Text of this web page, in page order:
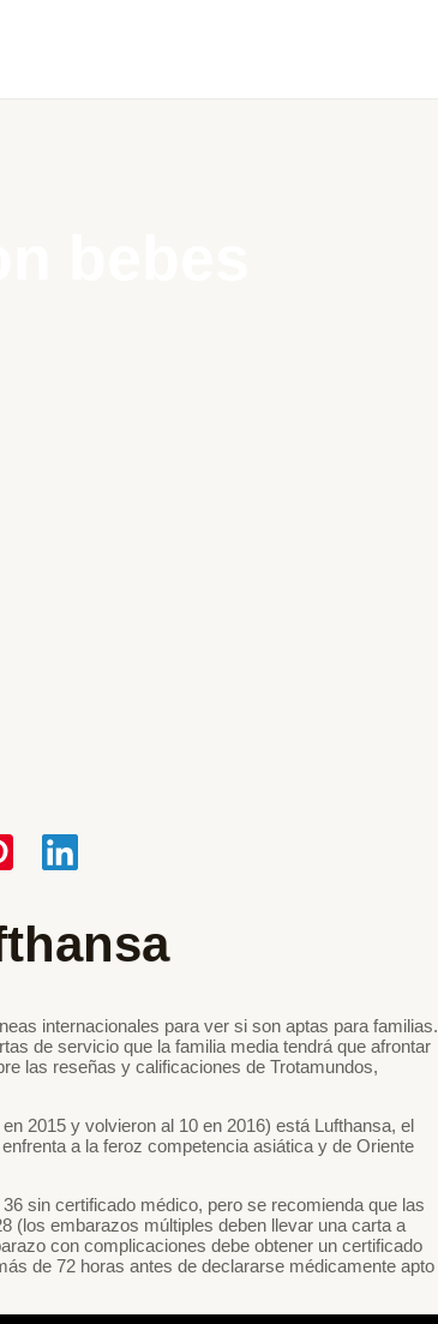
internacionales para ver si son aptas para familias.
de servicio que la familia media tendrá que afrontar
las reseñas y calificaciones de Trotamundos,
2015 y volvieron al 10 en 2016) está Lufthansa, el
a la feroz competencia asiática y de Oriente
sin certificado médico, pero se recomienda que las
(los embarazos múltiples deben llevar una carta a
con complicaciones debe obtener un certificado
de 72 horas antes de declararse médicamente apto